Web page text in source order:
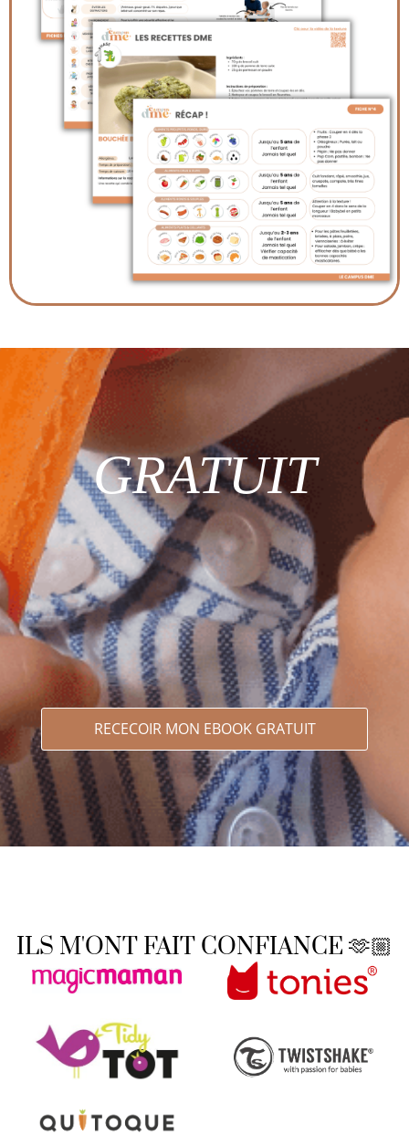
GRATUIT
RECECOIR MON EBOOK GRATUIT
ILS M'ONT FAIT CONFIANCE 🫶🏼